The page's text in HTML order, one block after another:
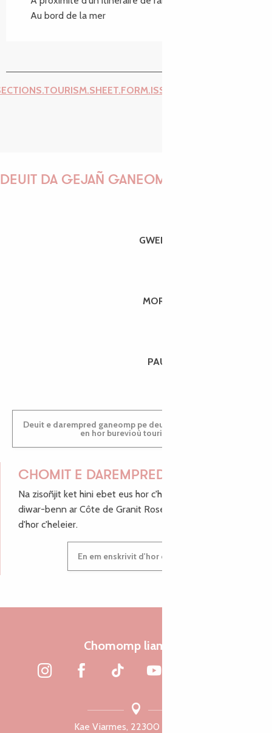
Au bord de la mer
DEUIT DA GEJAÑ GANEOMP !
GWENAËLLE
MORGANE
PAULINE
Deuit e darempred ganeomp pe deuit da welet ac'hanomp
en hor burevioù touristerezh
CHOMIT E DAREMPRED !
Na zisoñjit ket hini ebet eus hor c'hinnigoù mat ha keleier
diwar-benn ar Côte de Granit Rose, enskrivit hoc'h anv
d'hor c'heleier.
En em enskrivit d'hor c'heleier
Chomomp liammet
Kae Viarmes, 22300 Lannuon